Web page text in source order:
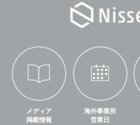
メディア
掲載情報
海外事業所
営業日